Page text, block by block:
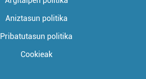
Aniztasun politika
Pribatutasun politika
Cookieak